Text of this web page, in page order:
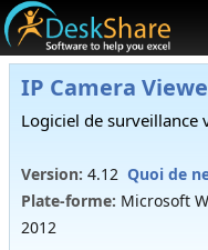
IP Camera
Logiciel de surveillance
Version: 4.12 Quoi de
Plate-forme: Microsoft
2012